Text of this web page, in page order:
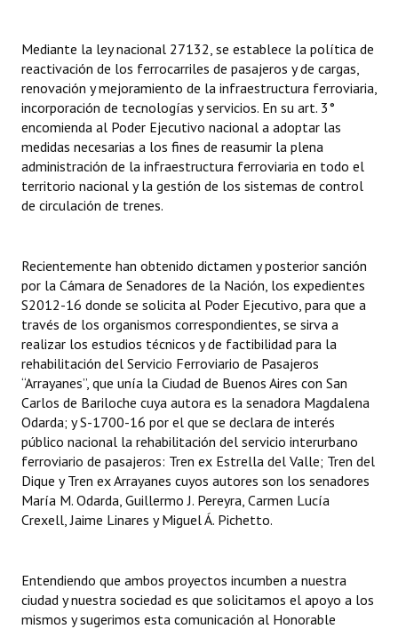
Mediante la ley nacional 27132, se establece la política de
reactivación de los ferrocarriles de pasajeros y de cargas,
renovación y mejoramiento de la infraestructura ferroviaria,
incorporación de tecnologías y servicios. En su art. 3°
encomienda al Poder Ejecutivo nacional a adoptar las
medidas necesarias a los fines de reasumir la plena
administración de la infraestructura ferroviaria en todo el
territorio nacional y la gestión de los sistemas de control
de circulación de trenes.
Recientemente han obtenido dictamen y posterior sanción
por la Cámara de Senadores de la Nación, los expedientes
S2012-16 donde se solicita al Poder Ejecutivo, para que a
través de los organismos correspondientes, se sirva a
realizar los estudios técnicos y de factibilidad para la
rehabilitación del Servicio Ferroviario de Pasajeros
“Arrayanes”, que unía la Ciudad de Buenos Aires con San
Carlos de Bariloche cuya autora es la senadora Magdalena
Odarda; y S-1700-16 por el que se declara de interés
público nacional la rehabilitación del servicio interurbano
ferroviario de pasajeros: Tren ex Estrella del Valle; Tren del
Dique y Tren ex Arrayanes cuyos autores son los senadores
María M. Odarda, Guillermo J. Pereyra, Carmen Lucía
Crexell, Jaime Linares y Miguel Á. Pichetto.
Entendiendo que ambos proyectos incumben a nuestra
ciudad y nuestra sociedad es que solicitamos el apoyo a los
mismos y sugerimos esta comunicación al Honorable